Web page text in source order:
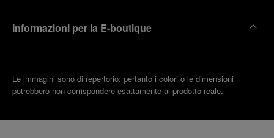
Informazioni per la E-boutique
Le immagini sono di repertorio: pertanto i colori o le dimensioni
potrebbero non corrispondere esattamente al prodotto reale.